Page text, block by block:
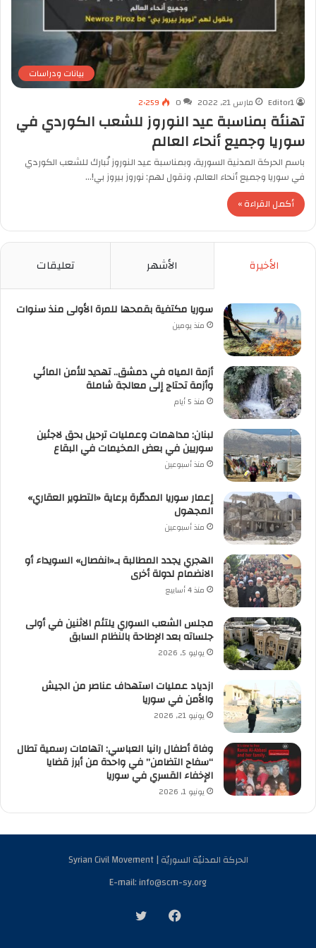
بيانات ودراسات
Editor1
مارس 21, 2022 0 2٬259
تهنئة بمناسبة عيد النوروز للشعب الكوردي في
سوريا وجميع أنحاء العالم
باسم الحركة المدنية السورية، وبمناسبة عيد النوروز نُبارك للشعب الكوردي
في سوريا وجميع أنحاء العالم، ونقول لهم: نوروز بيروز بي!…
أكمل القراءة »
الأخيرة الأشهر تعليقات
سوريا مكتفية بقمحها للمرة الأولى منذ سنوات
منذ يومين
أزمة المياه في دمشق.. تهديد للأمن المائي
وأزمة تحتاج إلى معالجة شاملة
منذ 5 أيام
لبنان: مداهمات وعمليات ترحيل بحق لاجئين
سوريين في بعض المخيمات في البقاع
منذ أسبوعين
إعمار سوريا المدمّرة برعاية «التطوير العقاري»
المجهول
منذ أسبوعين
الهجري يجدد المطالبة بـ«انفصال» السويداء أو
الانضمام لدولة أخرى
منذ 4 أسابيع
مجلس الشعب السوري يلتئم الاثنين في أولى
جلساته بعد الإطاحة بالنظام السابق
يوليو 5, 2026
ازدياد عمليات استهداف عناصر من الجيش
والأمن في سوريا
يونيو 21, 2026
وفاة أطفال رانيا العباسي: اتهامات رسمية تطال
“سفاح التضامن” في واحدة من أبرز قضايا
الإخفاء القسري في سوريا
يونيو 1, 2026
الحركة المدنيّة السوريّة | Syrian Civil Movement
E-mail: info@scm-sy.org
فيسبوك